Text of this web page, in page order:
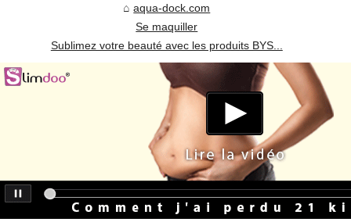
aqua-dock.com
Se maquiller
Sublimez votre beauté avec les produits BYS...